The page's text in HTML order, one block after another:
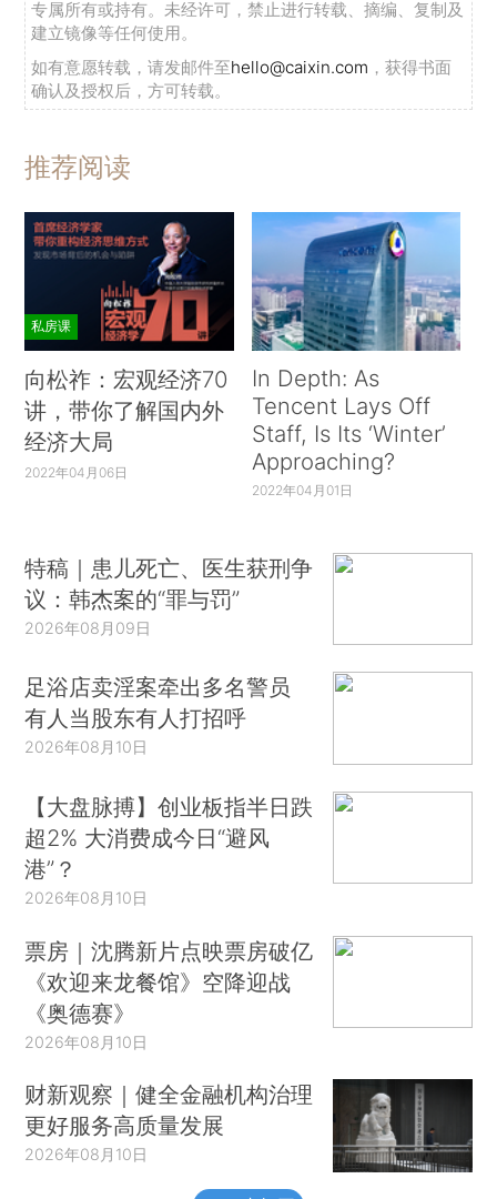
专属所有或持有。未经许可，禁止进行转载、摘编、复制及
建立镜像等任何使用。
如有意愿转载，请发邮件至hello@caixin.com ，获得书面
确认及授权后，方可转载。
推荐阅读
私房课
向松祚：宏观经济70
讲，带你了解国内外
经济大局
2022年04月06日
In Depth: As
Tencent Lays Off
Staff, Is Its ‘Winter’
Approaching?
2022年04月01日
特稿｜患儿死亡、医生获刑争
议：韩杰案的“罪与罚”
2026年08月09日
足浴店卖淫案牵出多名警员
有人当股东有人打招呼
2026年08月10日
【大盘脉搏】创业板指半日跌
超2% 大消费成今日“避风
港”？
2026年08月10日
票房｜沈腾新片点映票房破亿
《欢迎来龙餐馆》空降迎战
《奥德赛》
2026年08月10日
财新观察｜健全金融机构治理
更好服务高质量发展
2026年08月10日